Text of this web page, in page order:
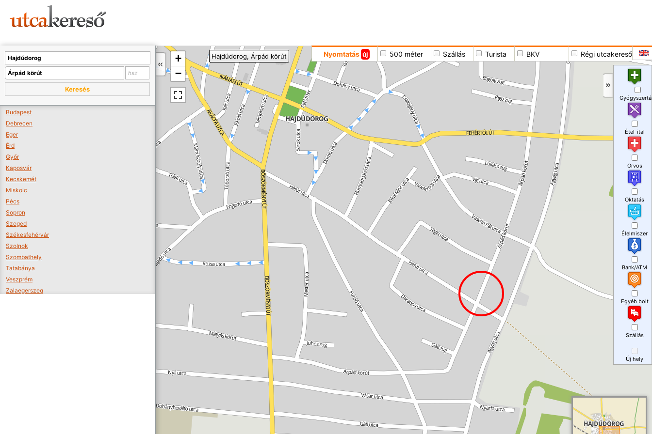
+
−
Nyomtatás új 500 méter Szállás Turista BKV Régi utcakereső
Hajdúdorog, Árpád körút
Keresés
Budapest
Debrecen
Eger
Érd
Győr
Kaposvár
Kecskemét
Miskolc
Pécs
Sopron
Szeged
Székesfehérvár
Szolnok
Szombathely
Tatabánya
Veszprém
Zalaegerszeg
Étel-ital
Orvos
Oktatás
Élelmiszer
Bank/ATM
Egyéb bolt
Szállás
Új hely
A térképet kicsinyíteni kell, hogy látszódjanak a boltok.
Boltok látszódjanak >>